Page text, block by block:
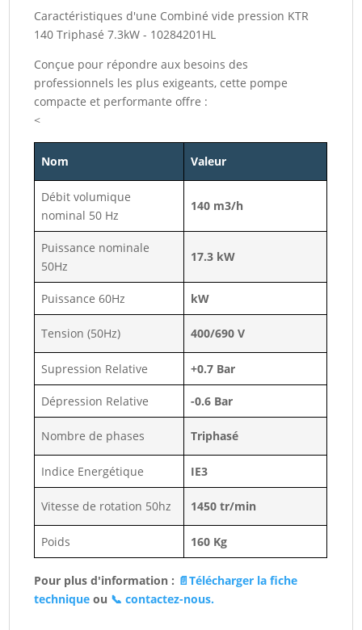
Caractéristiques d'une Combiné vide pression KTR
140 Triphasé 7.3kW - 10284201HL
Conçue pour répondre aux besoins des
professionnels les plus exigeants, cette pompe
compacte et performante offre :
<
Nom Valeur
Débit volumique
nominal 50 Hz
140 m3/h
Puissance nominale
50Hz
17.3 kW
Puissance 60Hz kW
Tension (50Hz) 400/690 V
Supression Relative +0.7 Bar
Dépression Relative -0.6 Bar
Nombre de phases Triphasé
Indice Energétique IE3
Vitesse de rotation 50hz 1450 tr/min
Poids 160 Kg
Pour plus d'information : 📄Télécharger la fiche
technique ou 📞 contactez-nous.